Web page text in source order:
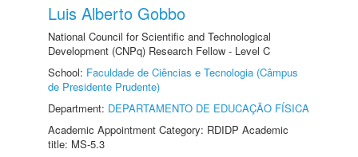
Luis Alberto Gobbo
National Council for Scientific and Technological
Development (CNPq) Research Fellow - Level C
School: Faculdade de Ciências e Tecnologia (Câmpus
de Presidente Prudente)
Department: DEPARTAMENTO DE EDUCAÇÃO FÍSICA
Academic Appointment Category: RDIDP Academic
title: MS-5.3